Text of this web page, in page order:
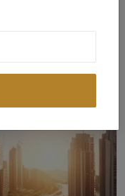
ve İmar Bilgisi